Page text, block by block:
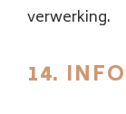
verwerking.
14.